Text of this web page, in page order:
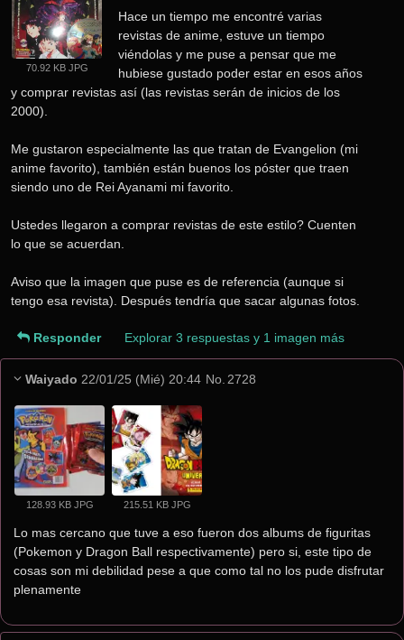
70.92 KB JPG
Hace un tiempo me encontré varias
revistas de anime, estuve un tiempo
viéndolas y me puse a pensar que me
hubiese gustado poder estar en esos años
y comprar revistas así (las revistas serán de inicios de los
2000).
Me gustaron especialmente las que tratan de Evangelion (mi
anime favorito), también están buenos los póster que traen
siendo uno de Rei Ayanami mi favorito.
Ustedes llegaron a comprar revistas de este estilo? Cuenten
lo que se acuerdan.
Aviso que la imagen que puse es de referencia (aunque si
tengo esa revista). Después tendría que sacar algunas fotos.
Responder Explorar 3 respuestas y 1 imagen más
Waiyado 22/01/25 (Mié) 20:44 No. 2728
128.93 KB JPG 215.51 KB JPG
Lo mas cercano que tuve a eso fueron dos albums de figuritas
(Pokemon y Dragon Ball respectivamente) pero si, este tipo de
cosas son mi debilidad pese a que como tal no los pude disfrutar
plenamente